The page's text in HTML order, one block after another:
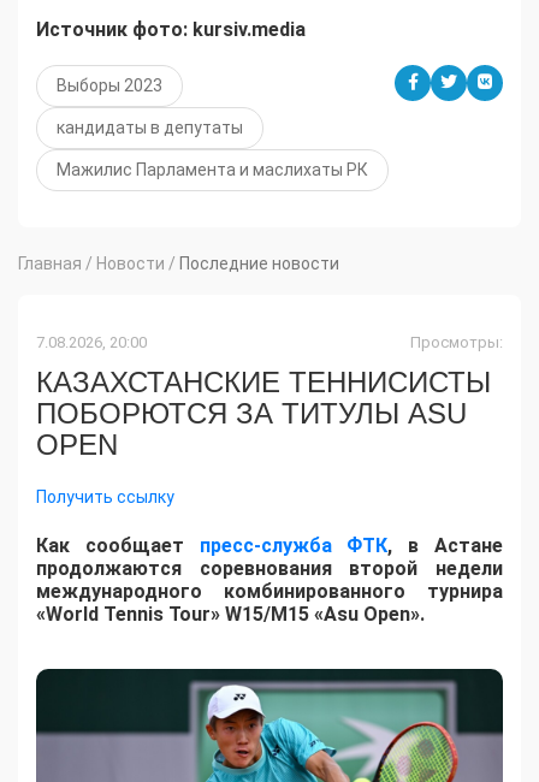
Источник фото: kursiv.media
Выборы 2023
кандидаты в депутаты
Мажилис Парламента и маслихаты РК
Главная / Новости / Последние новости
7.08.2026, 20:00 Просмотры:
КАЗАХСТАНСКИЕ ТЕННИСИСТЫ
ПОБОРЮТСЯ ЗА ТИТУЛЫ ASU
OPEN
Получить ссылку
Как сообщает пресс-служба ФТК, в Астане
продолжаются соревнования второй недели
международного комбинированного турнира
«World Tennis Tour» W15/M15 «Asu Open».